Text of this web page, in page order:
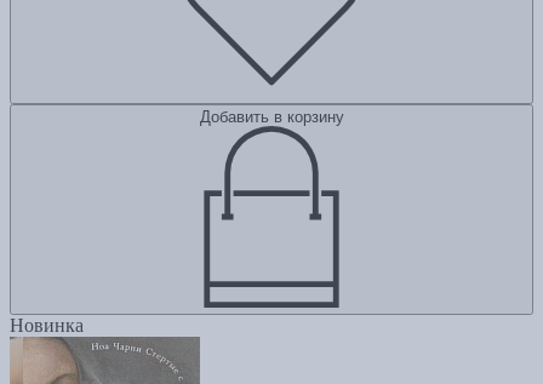
Добавить в корзину
Новинка